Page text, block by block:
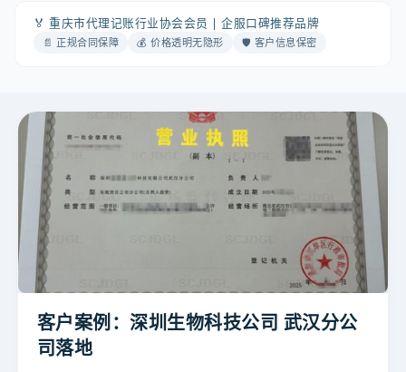
🏅 重庆市代理记账行业协会会员 | 企服口碑推荐品牌
📄 正规合同保障 💰 价格透明无隐形 🛡️ 客户信息保密
客户案例：深圳生物科技公司 武汉分公
司落地